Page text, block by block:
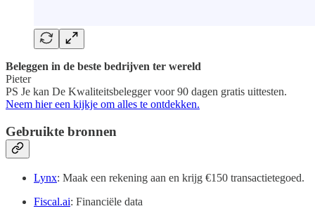
Beleggen in de beste bedrijven ter wereld
Pieter
PS Je kan De Kwaliteitsbelegger voor 90 dagen gratis uittesten.
Neem hier een kijkje om alles te ontdekken.
Gebruikte bronnen
Lynx: Maak een rekening aan en krijg €150 transactietegoed.
Fiscal.ai: Financiële data